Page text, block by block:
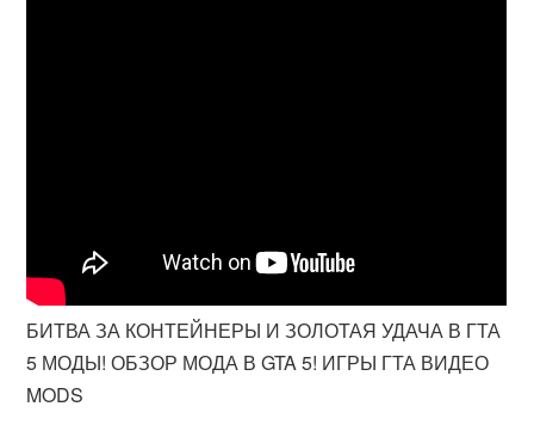
БИТВА ЗА КОНТЕЙНЕРЫ И ЗОЛОТАЯ УДАЧА В ГТА
5 МОДЫ! ОБЗОР МОДА В GTA 5! ИГРЫ ГТА ВИДЕО
MODS